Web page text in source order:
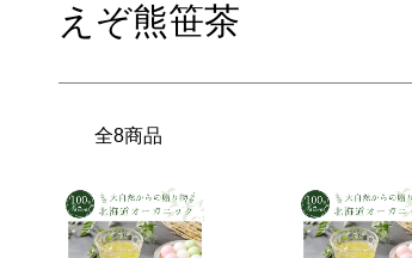
えぞ熊笹茶
全8商品